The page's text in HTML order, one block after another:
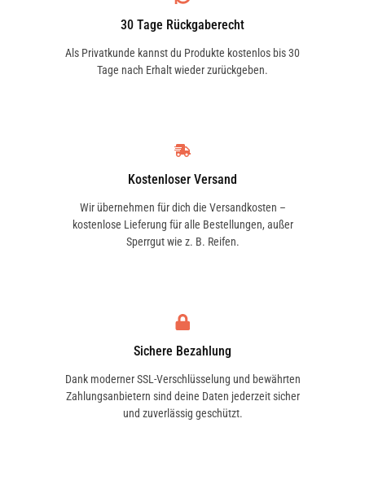
30 Tage Rückgaberecht
Als Privatkunde kannst du Produkte kostenlos bis 30
Tage nach Erhalt wieder zurückgeben.
Kostenloser Versand
Wir übernehmen für dich die Versandkosten –
kostenlose Lieferung für alle Bestellungen, außer
Sperrgut wie z. B. Reifen.
Sichere Bezahlung
Dank moderner SSL-Verschlüsselung und bewährten
Zahlungsanbietern sind deine Daten jederzeit sicher
und zuverlässig geschützt.